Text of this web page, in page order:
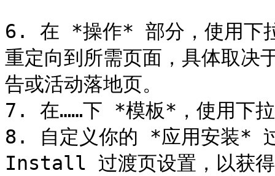
6. 在 *操作* 部分，使用下
重定向到所需页面，具体取决
告或活动落地页。
7. 在……下 *模板*，使用下
8. 自定义你的 *应用安装*
Install 过渡页设置，以获得